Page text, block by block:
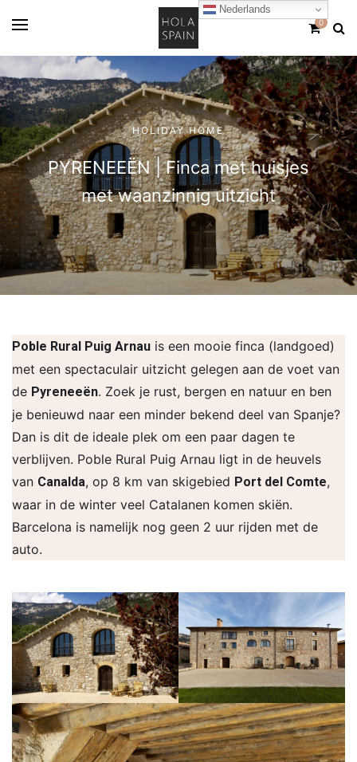
0
HOLIDAY HOME
PYRENEEËN | Finca met huisjes
met waanzinnig uitzicht
Poble Rural Puig Arnau is een mooie finca (landgoed)
met een spectaculair uitzicht gelegen aan de voet van
de Pyreneeën. Zoek je rust, bergen en natuur en ben
je benieuwd naar een minder bekend deel van Spanje?
Dan is dit de ideale plek om een paar dagen te
verblijven. Poble Rural Puig Arnau ligt in de heuvels
van Canalda, op 8 km van skigebied Port del Comte,
waar in de winter veel Catalanen komen skiën.
Barcelona is namelijk nog geen 2 uur rijden met de
auto.
Nederlands